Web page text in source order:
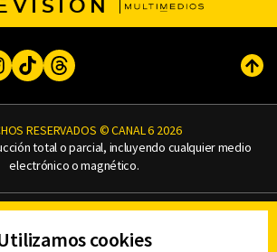
Instagram
TikTokThreads
RESERVADOS © CANAL 6 2026
total o parcial, incluyendo cualquier medio
electrónico o magnético.
AVISO DE PRIVACIDAD
cookies